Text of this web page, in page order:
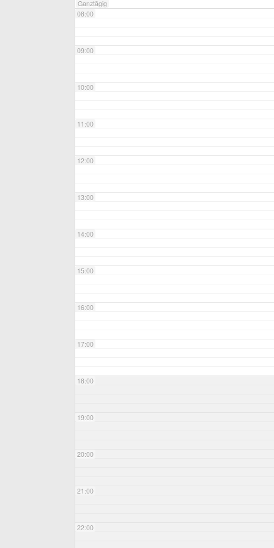
Ganztägig
08:00
09:00
10:00
11:00
12:00
13:00
14:00
15:00
16:00
17:00
18:00
19:00
20:00
21:00
22:00